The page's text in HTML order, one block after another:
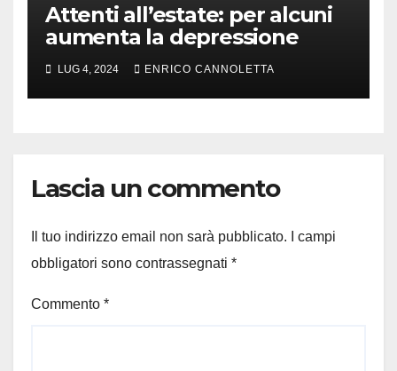
Attenti all’estate: per alcuni
aumenta la depressione
LUG 4, 2024 ENRICO CANNOLETTA
Lascia un commento
Il tuo indirizzo email non sarà pubblicato.
I campi
obbligatori sono contrassegnati *
Commento *